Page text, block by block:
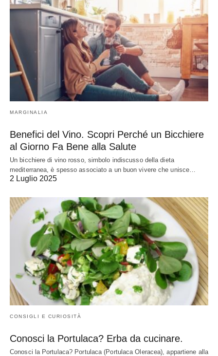
MARGINALIA
Benefici del Vino. Scopri Perché un Bicchiere
al Giorno Fa Bene alla Salute
Un bicchiere di vino rosso, simbolo indiscusso della dieta
mediterranea, è spesso associato a un buon vivere che unisce…
2 Luglio 2025
CONSIGLI E CURIOSITÀ
Conosci la Portulaca? Erba da cucinare.
Conosci la Portulaca? Portulaca (Portulaca Oleracea), appartiene alla